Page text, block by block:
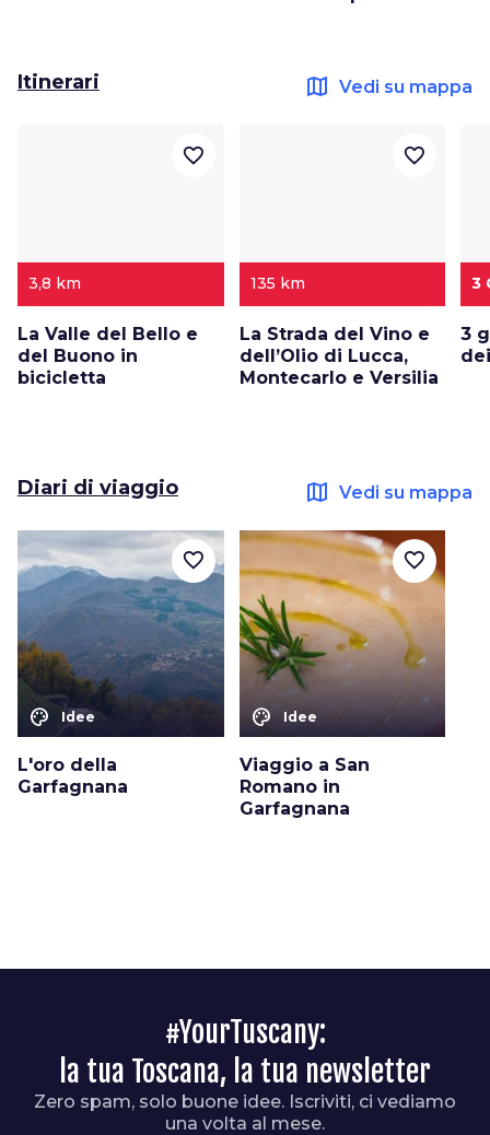
Itinerari map Vedi su mappa
3,8 km
La Valle del Bello e
del Buono in
bicicletta
favorite_border
135 km
La Strada del Vino e
dell’Olio di Lucca,
Montecarlo e Versilia
favorite_border
3
3
Diari di viaggio map Vedi su mappa
color_lens Idee
L'oro della
Garfagnana
favorite_border
color_lens Idee
Viaggio a San
Romano in
Garfagnana
favorite_border
#YourTuscany:
la tua Toscana, la tua newsletter
Zero spam, solo buone idee. Iscriviti, ci vediamo
una volta al mese.